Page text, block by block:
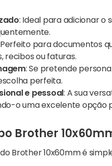
: Ideal para adicionar o
Perfeito para documentos
recibos ou faturas.
: Se pretende
perfeita.
e pessoal: A sua
o uma excelente
Brother
Brother 10x60mmé